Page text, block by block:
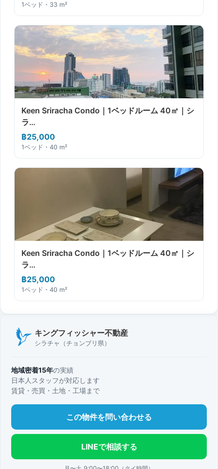
1ベッド・33 m²
Keen Sriracha Condo｜1ベッドルーム 40㎡｜シ
ラ…
฿25,000
1ベッド・40 m²
Keen Sriracha Condo｜1ベッドルーム 40㎡｜シ
ラ…
฿25,000
1ベッド・40 m²
キングフィッシャー不動産
シラチャ（チョンブリ県）
地域密着15年の実績
日本人スタッフが対応します
賃貸・売買・土地・工場まで
この物件を問い合わせる
LINEで相談する